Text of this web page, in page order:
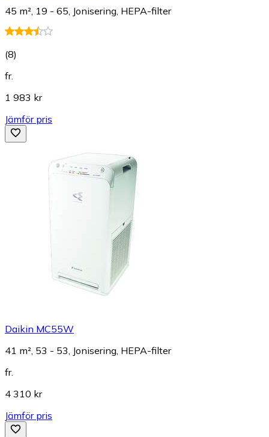
45 m², 19 - 65, Jonisering, HEPA-filter
(8)
fr.
1 983 kr
Jämför pris
Daikin MC55W
41 m², 53 - 53, Jonisering, HEPA-filter
fr.
4 310 kr
Jämför pris